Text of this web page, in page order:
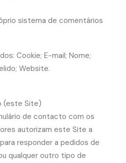
sistema de comentários
Cookie; E-mail; Nome;
Website.
(este Site)
de contacto com os
autorizam este Site a
responder a pedidos de
qualquer outro tipo de